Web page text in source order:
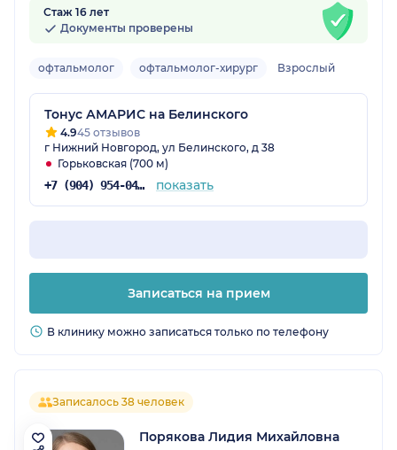
Стаж 16 лет
Документы проверены
офтальмолог офтальмолог-хирург Взрослый
Тонус АМАРИС на Белинского
4.945 отзывов
г Нижний Новгород, ул Белинского, д 38
Горьковская (700 м)
+7 (904) 954-04-30 показать
Записаться на прием
В клинику можно записаться только по телефону
Записалось 38 человек
Порякова Лидия Михайловна